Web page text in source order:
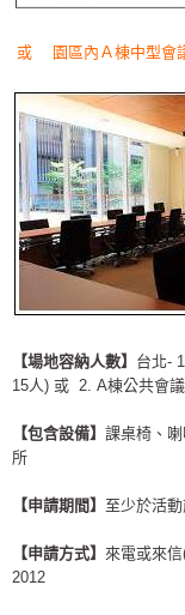
或 園區內Ａ棟中型會
【場地容納人數】 台北-
15人) 或 2. A棟公共會
【包含設備】 課桌椅、
所
【申請期間】 至少於活
【申請方式】 來電或來信
2012